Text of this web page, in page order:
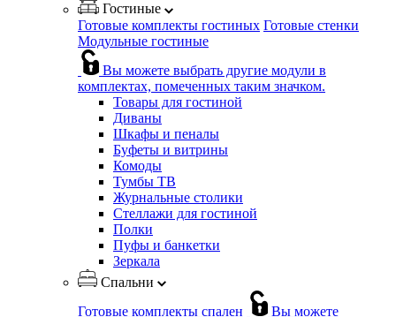
Гостиные
Готовые комплекты гостиных Готовые стенки
Модульные гостиные
Вы можете выбрать другие модули в
комплектах, помеченных таким значком.
Товары для гостиной
Диваны
Шкафы и пеналы
Буфеты и витрины
Комоды
Тумбы ТВ
Журнальные столики
Стеллажи для гостиной
Полки
Пуфы и банкетки
Зеркала
Спальни
Готовые комплекты спален
Вы можете